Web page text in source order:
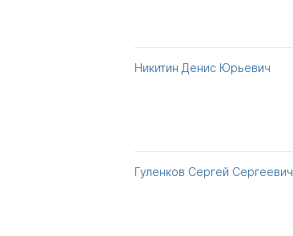
Никитин Денис Юрьевич
Гуленков Сергей Сергеевич